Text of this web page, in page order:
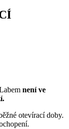
není ve
otevírací doby.